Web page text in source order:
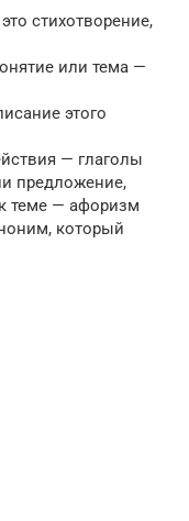
стихотворение,
или тема —
этого
— глаголы
предложение,
теме — афоризм
который